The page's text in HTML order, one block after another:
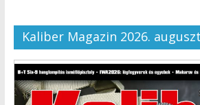
Kaliber Magazin 2026.